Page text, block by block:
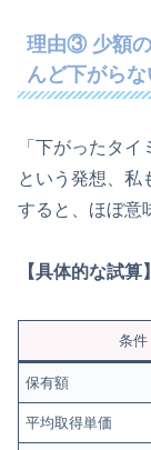
理由③ 少額
んど下がらな
「下がったタ
という発想、私
すると、ほぼ意
【具体的な試
条件
保有額
平均取得単価